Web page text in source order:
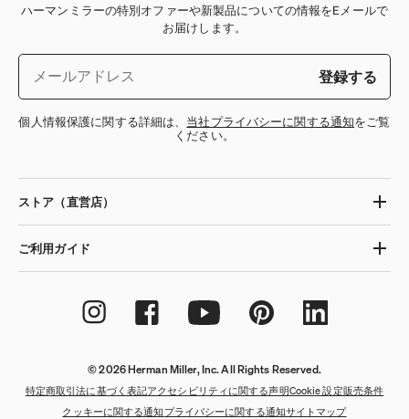
ハーマンミラーの特別オファーや新製品についての情報をEメールで
お届けします。
登録する
個人情報保護に関する詳細は、 当社プライバシーに関する通知をご覧
ください。
ストア（直営店）
ご利用ガイド
© 2026 Herman Miller, Inc. All Rights Reserved.
特定商取引法に基づく表記アクセシビリティに関する声明
販売条件
クッキーに関する通知 プライバシーに関する通知サイトマップ
Cookie 設定